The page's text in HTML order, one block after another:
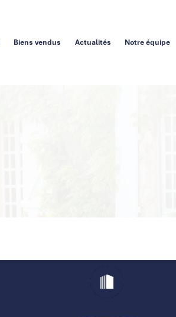
Biens vendus Actualités Notre équipe